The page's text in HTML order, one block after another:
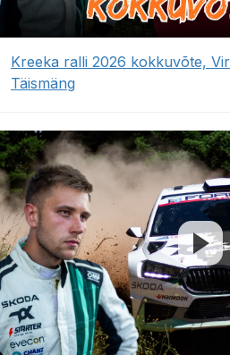
Kreeka ralli 2026 kokkuvõte,
Täismäng